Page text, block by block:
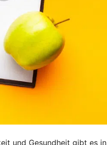
und Gesundheit gibt es in